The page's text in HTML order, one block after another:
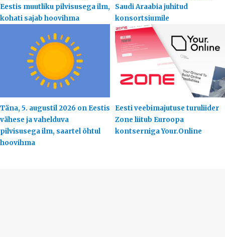
Eestis muutliku pilvisusega ilm,
kohati sajab hoovihma
Saudi Araabia juhitud
konsortsiumile
Täna, 5. augustil 2026 on Eestis
vähese ja vahelduva
pilvisusega ilm, saartel õhtul
hoovihma
Eesti veebimajutuse turuliider
Zone liitub Euroopa
kontserniga Your.Online